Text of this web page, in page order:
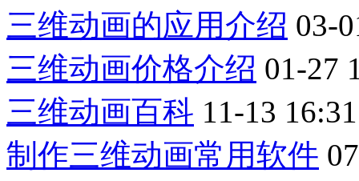
三维动画的应用介绍 03-
三维动画价格介绍 01-27
三维动画百科 11-13 16:31
制作三维动画常用软件